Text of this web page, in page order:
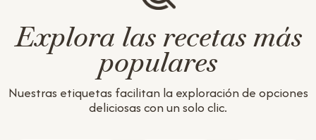
Explora las recetas más
populares
Nuestras etiquetas facilitan la exploración de opciones
deliciosas con un solo clic.